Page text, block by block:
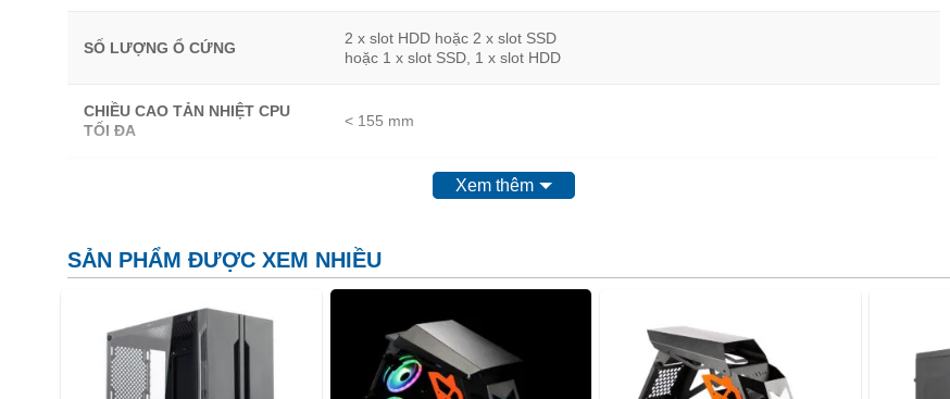
SỐ LƯỢNG Ổ CỨNG
2 x slot HDD hoặc 2 x slot SSD
hoặc 1 x slot SSD, 1 x slot HDD
CHIỀU CAO TẢN NHIỆT CPU
TỐI ĐA
< 155 mm
ATX 150 mm
KHE PCI-E MỞ RỘNG 7 Standard Slots
Xem thêm
SẢN PHẨM ĐƯỢC XEM NHIỀU